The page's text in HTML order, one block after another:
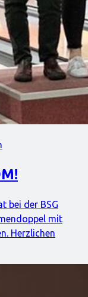
bei der BSG
mit
Herzlichen